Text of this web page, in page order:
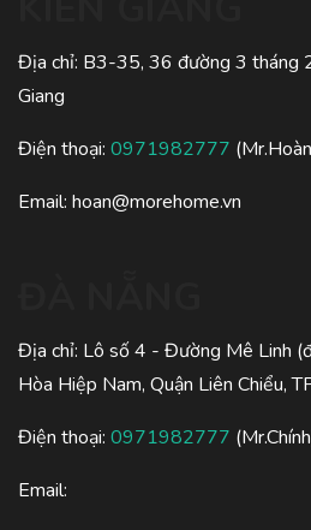
Địa chỉ: B3-35, 36 đường 3 tháng
Giang
Điện thoại: 0971982777
Email: hoan@morehome.vn
Địa chỉ: Lô số 4 - Đường Mê Linh
Hòa Hiệp Nam, Quận Liên Chiểu,
Điện thoại: 0971982777
Email: